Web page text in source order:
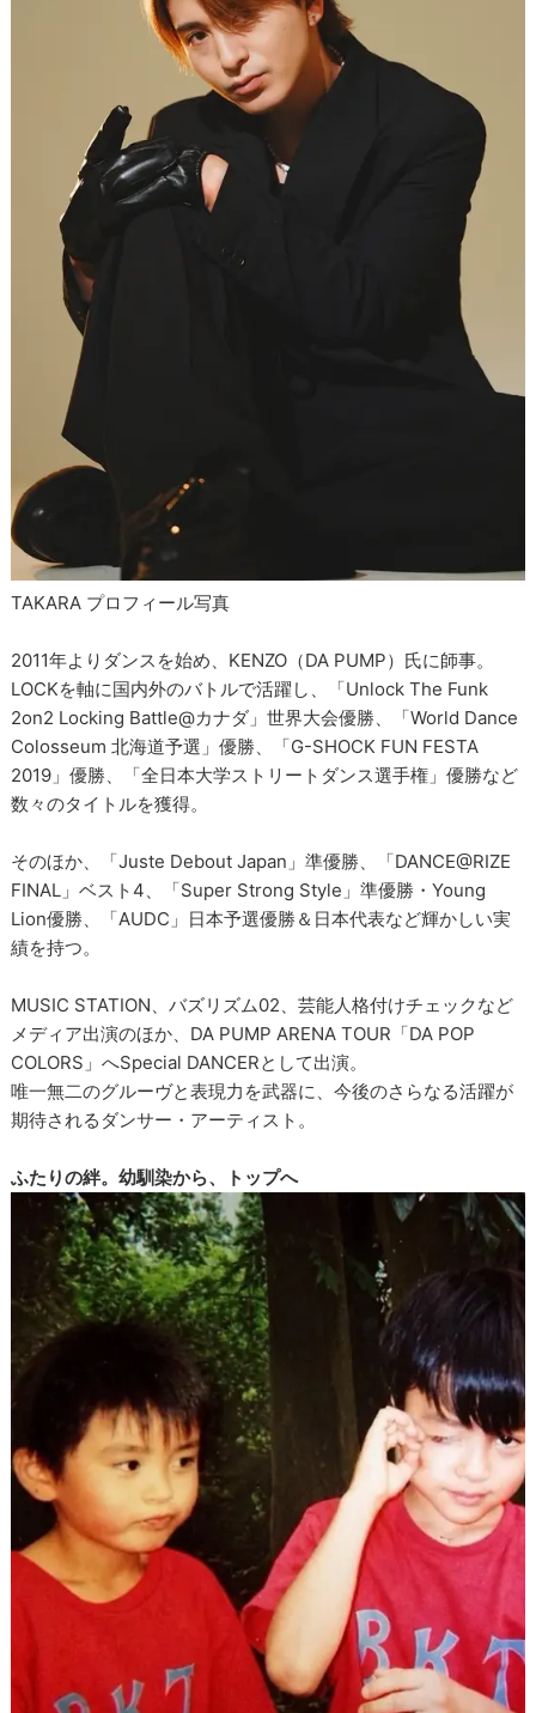
TAKARA プロフィール写真
2011年よりダンスを始め、KENZO（DA PUMP）氏に師事。
LOCKを軸に国内外のバトルで活躍し、「Unlock The Funk
2on2 Locking Battle@カナダ」世界大会優勝、「World Dance
Colosseum 北海道予選」優勝、「G-SHOCK FUN FESTA
2019」優勝、「全日本大学ストリートダンス選手権」優勝など
数々のタイトルを獲得。
そのほか、「Juste Debout Japan」準優勝、「DANCE@RIZE
FINAL」ベスト4、「Super Strong Style」準優勝・Young
Lion優勝、「AUDC」日本予選優勝＆日本代表など輝かしい実
績を持つ。
MUSIC STATION、バズリズム02、芸能人格付けチェックなど
メディア出演のほか、DA PUMP ARENA TOUR「DA POP
COLORS」へSpecial DANCERとして出演。
唯一無二のグルーヴと表現力を武器に、今後のさらなる活躍が
期待されるダンサー・アーティスト。
ふたりの絆。幼馴染から、トップへ